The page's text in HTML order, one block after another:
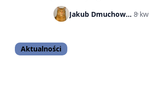
dymem
Jakub Dmuchowski 8
Aktualności